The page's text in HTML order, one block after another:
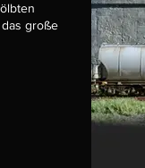
große